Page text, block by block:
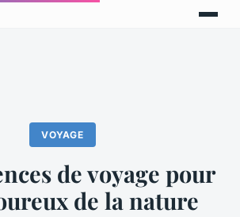
VOYAGE
de voyage pour
de la nature